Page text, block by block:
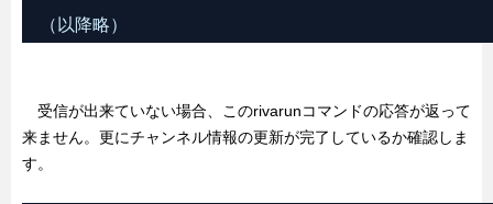
（以降略）
受信が出来ていない場合、このrivarunコマンドの応答が返って
来ません。更にチャンネル情報の更新が完了しているか確認しま
す。